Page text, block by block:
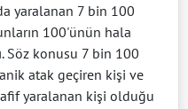
yaralanan 7 bin 100
100'ünün hala
Söz konusu 7 bin 100
atak geçiren kişi ve
yaralanan kişi olduğu